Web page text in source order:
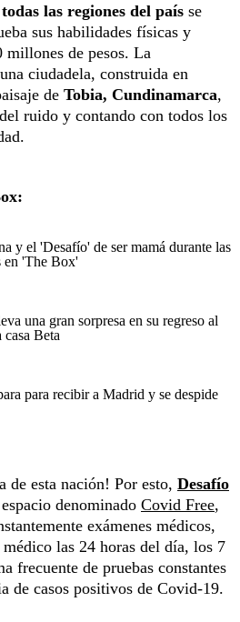
las regiones del país se
sus habilidades físicas y
millones de pesos. La
ciudadela, construida en
de Tobia, Cundinamarca,
ruido y contando con todos los
y el 'Desafío' de ser mamá durante las
en 'The Box'
una gran sorpresa en su regreso al
Beta
para recibir a Madrid y se despide
de esta nación! Por esto, Desafío
denominado Covid Free,
exámenes médicos,
las 24 horas del día, los 7
frecuente de pruebas constantes
de casos positivos de Covid-19.